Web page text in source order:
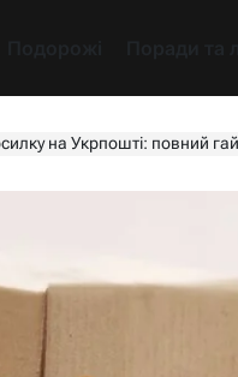
на Укрпошті: повний